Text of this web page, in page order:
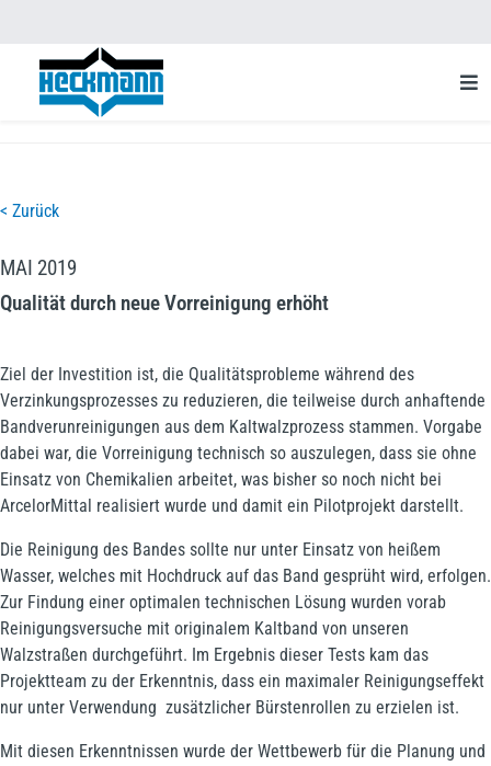
< Zurück
MAI 2019
Qualität durch neue Vorreinigung erhöht
Ziel der Investition ist, die Qualitätsprobleme während des
Verzinkungsprozesses zu reduzieren, die teilweise durch anhaftende
Bandverunreinigungen aus dem Kaltwalzprozess stammen. Vorgabe
dabei war, die Vorreinigung technisch so auszulegen, dass sie ohne
Einsatz von Chemikalien arbeitet, was bisher so noch nicht bei
ArcelorMittal realisiert wurde und damit ein Pilotprojekt darstellt.
Die Reinigung des Bandes sollte nur unter Einsatz von heißem
Wasser, welches mit Hochdruck auf das Band gesprüht wird, erfolgen.
Zur Findung einer optimalen technischen Lösung wurden vorab
Reinigungsversuche mit originalem Kaltband von unseren
Walzstraßen durchgeführt. Im Ergebnis dieser Tests kam das
Projektteam zu der Erkenntnis, dass ein maximaler Reinigungseffekt
nur unter Verwendung zusätzlicher Bürstenrollen zu erzielen ist.
Mit diesen Erkenntnissen wurde der Wettbewerb für die Planung und